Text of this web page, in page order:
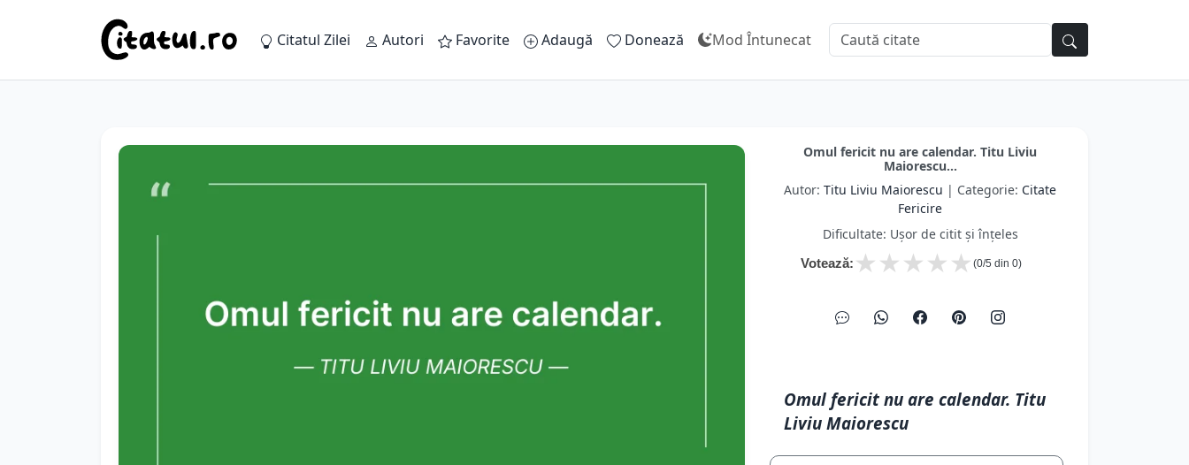
Citatul Zilei Autori Favorite Adaugă Donează Mod Întunecat
Omul fericit nu are calendar. Titu Liviu
Maiorescu...
Autor: Titu Liviu Maiorescu | Categorie: Citate
Fericire
Dificultate: Ușor de citit și înțeles
Votează: ★
★
★
★
★ (0/5 din 0)
Omul fericit nu are calendar. Titu
Liviu Maiorescu